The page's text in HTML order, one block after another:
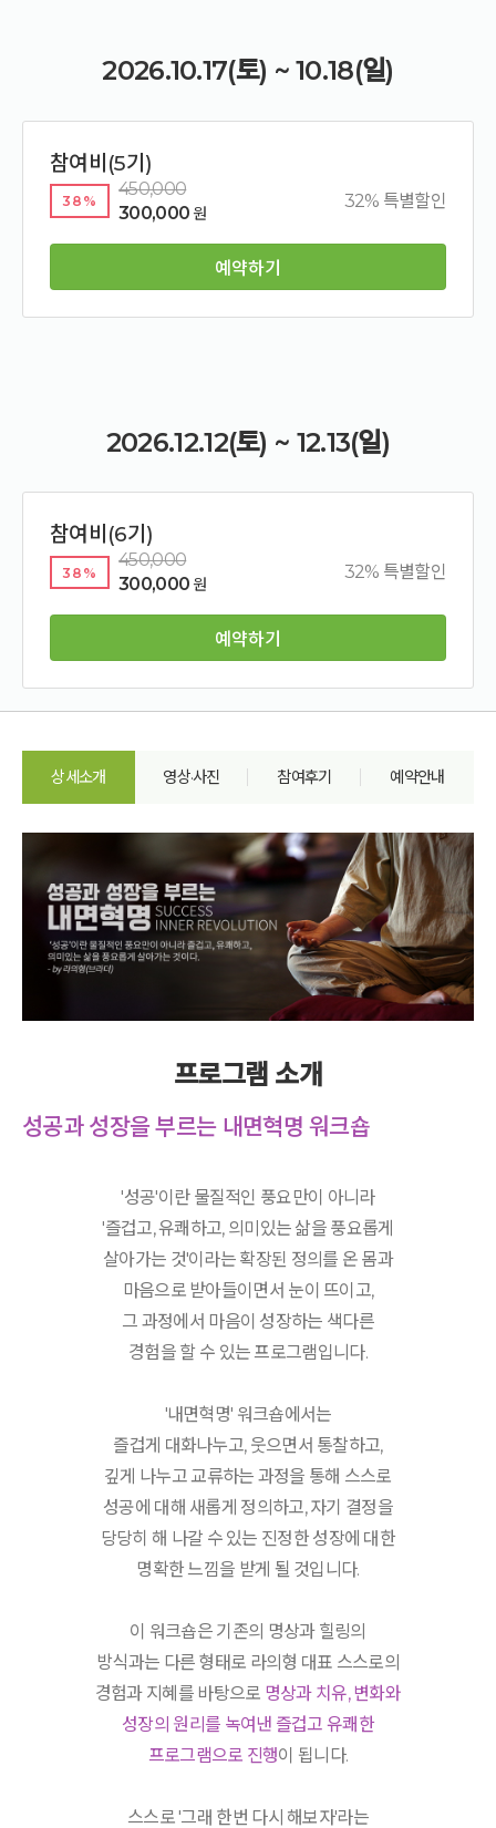
2026.10.17(토) ~ 10.18(일)
참여비(5기)
38%
450,000
300,000 원
32% 특별할인
예약하기
2026.12.12(토) ~ 12.13(일)
참여비(6기)
38%
450,000
300,000 원
32% 특별할인
예약하기
상세소개 영상·사진 참여후기 예약안내
프로그램 소개
성공과 성장을 부르는 내면혁명 워크숍
'성공'이란 물질적인 풍요만이 아니라
'즐겁고, 유쾌하고, 의미있는 삶을 풍요롭게
살아가는 것'이라는 확장된 정의를 온 몸과
마음으로 받아들이면서 눈이 뜨이고,
그 과정에서 마음이 성장하는 색다른
경험을 할 수 있는 프로그램입니다.
'내면혁명' 워크숍에서는
즐겁게 대화나누고, 웃으면서 통찰하고,
깊게 나누고 교류하는 과정을 통해 스스로
성공에 대해 새롭게 정의하고, 자기 결정을
당당히 해 나갈 수 있는 진정한 성장에 대한
명확한 느낌을 받게 될 것입니다.
이 워크숍은 기존의 명상과 힐링의
방식과는 다른 형태로 라의형 대표 스스로의
경험과 지혜를 바탕으로 명상과 치유, 변화와
성장의 원리를 녹여낸 즐겁고 유쾌한
프로그램으로 진행이 됩니다.
스스로 '그래 한번 다시 해보자'라는